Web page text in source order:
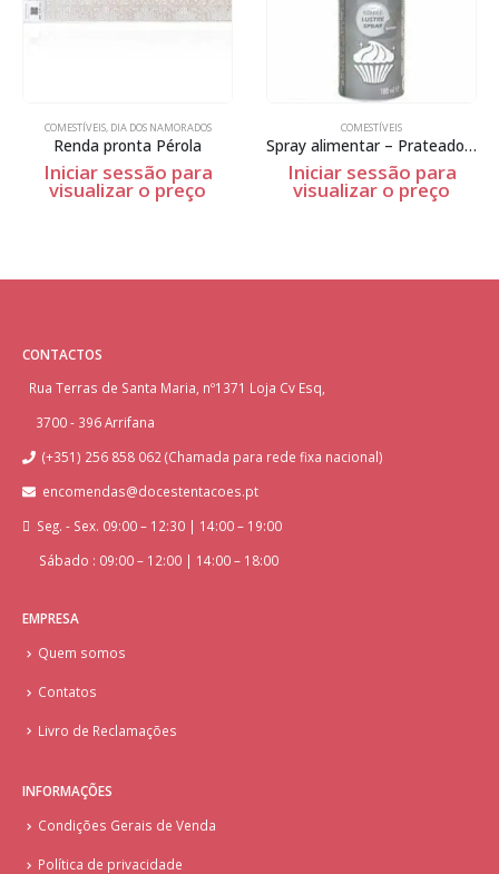
COMESTÍVEIS, DIA DOS NAMORADOS
Renda pronta Pérola
Iniciar sessão para
visualizar o preço
COMESTÍVEIS
Spray alimentar – Prateado – 100ml
Iniciar sessão para
visualizar o preço
CONTACTOS
Rua Terras de Santa Maria, nº1371 Loja Cv Esq,
3700 - 396 Arrifana
(+351) 256 858 062 (Chamada para rede fixa nacional)
encomendas@docestentacoes.pt
Seg. - Sex. 09:00 – 12:30 | 14:00 – 19:00
Sábado : 09:00 – 12:00 | 14:00 – 18:00
EMPRESA
Quem somos
Contatos
Livro de Reclamações
INFORMAÇÕES
Condições Gerais de Venda
Política de privacidade